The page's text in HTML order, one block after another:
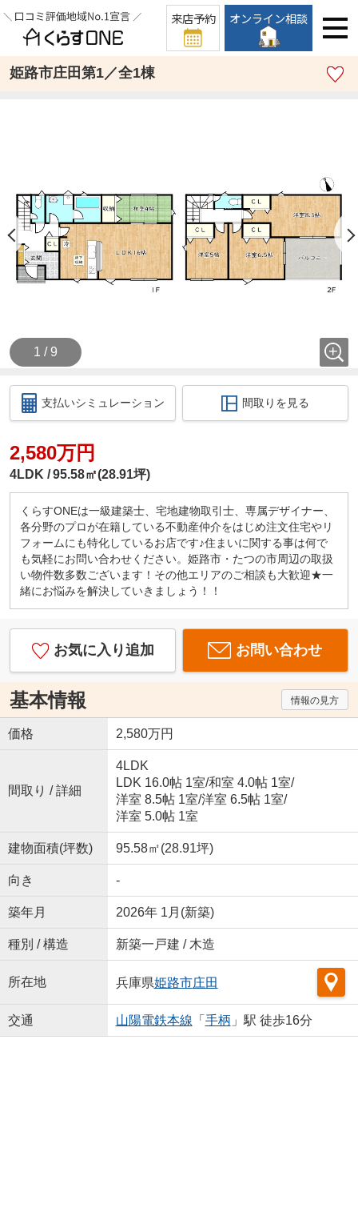
来店予約 オンライン相談
姫路市庄田第1／全1棟
1 / 9
支払いシミュレーション 間取りを見る
2,580万円
4LDK 95.58㎡(28.91坪)
くらすONEは一級建築士、宅地建物取引士、専属デザイナー、
各分野のプロが在籍している不動産仲介をはじめ注文住宅やリ
フォームにも特化しているお店です♪住まいに関する事は何で
も気軽にお問い合わせください。姫路市・たつの市周辺の取扱
い物件数多数ございます！その他エリアのご相談も大歓迎★一
緒にお悩みを解決していきましょう！！
お気に入り追加 お問い合わせ
基本情報 情報の見方
価格 2,580万円
間取り / 詳細
4LDK
LDK 16.0帖 1室/和室 4.0帖 1室/
洋室 8.5帖 1室/洋室 6.5帖 1室/
洋室 5.0帖 1室
建物面積(坪数) 95.58㎡(28.91坪)
向き -
築年月 2026年 1月(新築)
種別 / 構造 新築一戸建 / 木造
所在地 兵庫県姫路市庄田
交通 山陽電鉄本線 「 手柄 」駅 徒歩16分